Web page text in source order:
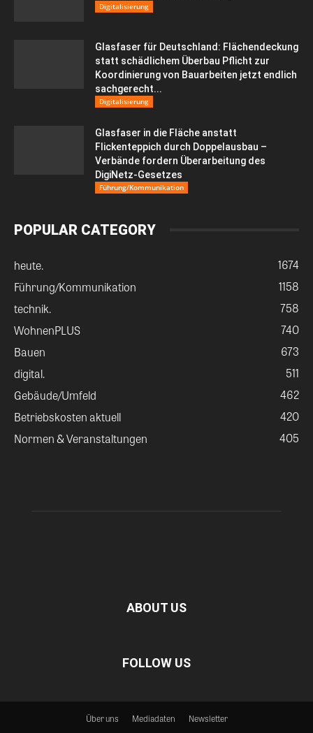
Digitalisierung
Glasfaser für Deutschland: Flächendeckung
statt schädlichem Überbau Pflicht zur
Koordinierung von Bauarbeiten jetzt endlich
sachgerecht...
Digitalisierung
Glasfaser in die Fläche anstatt
Flickenteppich durch Doppelausbau –
Verbände fordern Überarbeitung des
DigiNetz-Gesetzes
Führung/Kommunikation
POPULAR CATEGORY
heute.
1674
Führung/Kommunikation
1158
technik.
758
WohnenPLUS
740
Bauen
673
digital.
511
Gebäude/Umfeld
462
Betriebskosten aktuell
420
Normen & Veranstaltungen
405
ABOUT US
FOLLOW US
Über uns Mediadaten Newsletter